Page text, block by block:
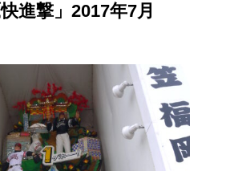
進撃」2017年7月